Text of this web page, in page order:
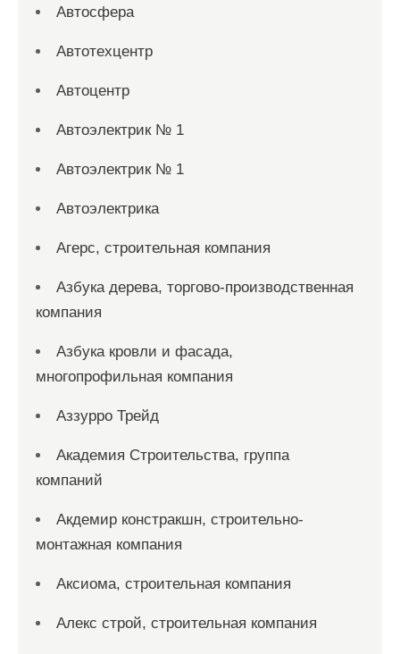
Автосфера
Автотехцентр
Автоцентр
Автоэлектрик № 1
Автоэлектрик № 1
Автоэлектрика
Агерс, строительная компания
Азбука дерева, торгово-производственная
компания
Азбука кровли и фасада,
многопрофильная компания
Аззурро Трейд
Академия Строительства, группа
компаний
Акдемир констракшн, строительно-
монтажная компания
Аксиома, строительная компания
Алекс строй, строительная компания